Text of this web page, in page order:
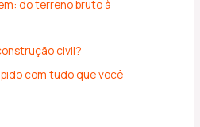
do terreno bruto à
civil?
com tudo que você